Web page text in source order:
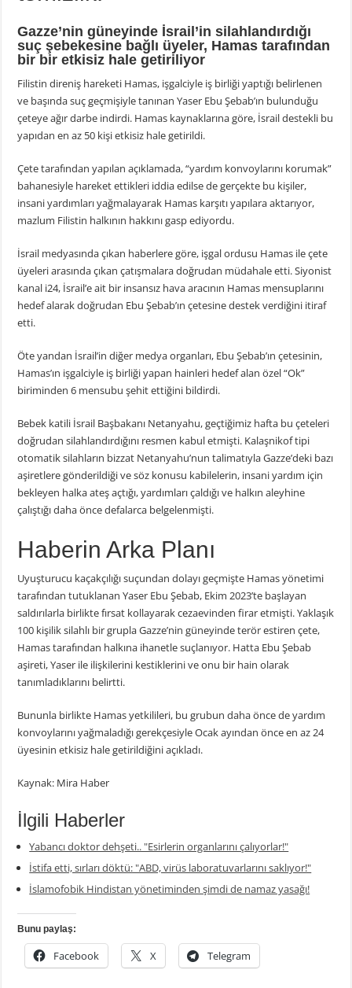
Gazze’nin güneyinde İsrail’in silahlandırdığı
suç şebekesine bağlı üyeler, Hamas tarafından
bir bir etkisiz hale getiriliyor
Filistin direniş hareketi Hamas, işgalciyle iş birliği yaptığı belirlenen
ve başında suç geçmişiyle tanınan Yaser Ebu Şebab’ın bulunduğu
çeteye ağır darbe indirdi. Hamas kaynaklarına göre, İsrail destekli bu
yapıdan en az 50 kişi etkisiz hale getirildi.
Çete tarafından yapılan açıklamada, “yardım konvoylarını korumak”
bahanesiyle hareket ettikleri iddia edilse de gerçekte bu kişiler,
insani yardımları yağmalayarak Hamas karşıtı yapılara aktarıyor,
mazlum Filistin halkının hakkını gasp ediyordu.
İsrail medyasında çıkan haberlere göre, işgal ordusu Hamas ile çete
üyeleri arasında çıkan çatışmalara doğrudan müdahale etti. Siyonist
kanal i24, İsrail’e ait bir insansız hava aracının Hamas mensuplarını
hedef alarak doğrudan Ebu Şebab’ın çetesine destek verdiğini itiraf
etti.
Öte yandan İsrail’in diğer medya organları, Ebu Şebab’ın çetesinin,
Hamas’ın işgalciyle iş birliği yapan hainleri hedef alan özel “Ok”
biriminden 6 mensubu şehit ettiğini bildirdi.
Bebek katili İsrail Başbakanı Netanyahu, geçtiğimiz hafta bu çeteleri
doğrudan silahlandırdığını resmen kabul etmişti. Kalaşnikof tipi
otomatik silahların bizzat Netanyahu’nun talimatıyla Gazze’deki bazı
aşiretlere gönderildiği ve söz konusu kabilelerin, insani yardım için
bekleyen halka ateş açtığı, yardımları çaldığı ve halkın aleyhine
çalıştığı daha önce defalarca belgelenmişti.
Haberin Arka Planı
Uyuşturucu kaçakçılığı suçundan dolayı geçmişte Hamas yönetimi
tarafından tutuklanan Yaser Ebu Şebab, Ekim 2023’te başlayan
saldırılarla birlikte fırsat kollayarak cezaevinden firar etmişti. Yaklaşık
100 kişilik silahlı bir grupla Gazze’nin güneyinde terör estiren çete,
Hamas tarafından halkına ihanetle suçlanıyor. Hatta Ebu Şebab
aşireti, Yaser ile ilişkilerini kestiklerini ve onu bir hain olarak
tanımladıklarını belirtti.
Bununla birlikte Hamas yetkilileri, bu grubun daha önce de yardım
konvoylarını yağmaladığı gerekçesiyle Ocak ayından önce en az 24
üyesinin etkisiz hale getirildiğini açıkladı.
Kaynak: Mira Haber
İlgili Haberler
Yabancı doktor dehşeti.. "Esirlerin organlarını çalıyorlar!"
İstifa etti, sırları döktü: "ABD, virüs laboratuvarlarını saklıyor!"
İslamofobik Hindistan yönetiminden şimdi de namaz yasağı!
Bunu paylaş:
Facebook X Telegram